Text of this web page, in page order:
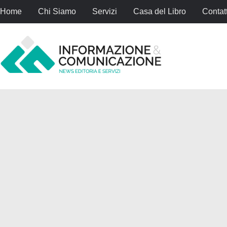
Home Chi Siamo Servizi Casa del Libro